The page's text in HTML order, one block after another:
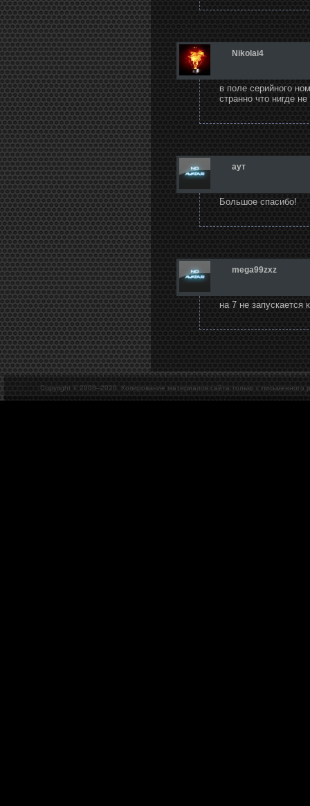
Nikolai4
в поле серийного
странно что нигде
аут
Большое спасибо!
mega99zxz
на 7 не запускается
Copyright © 2008–2026. Копирование материалов сайта только с